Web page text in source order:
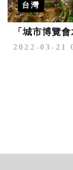
台灣
2022-03-21